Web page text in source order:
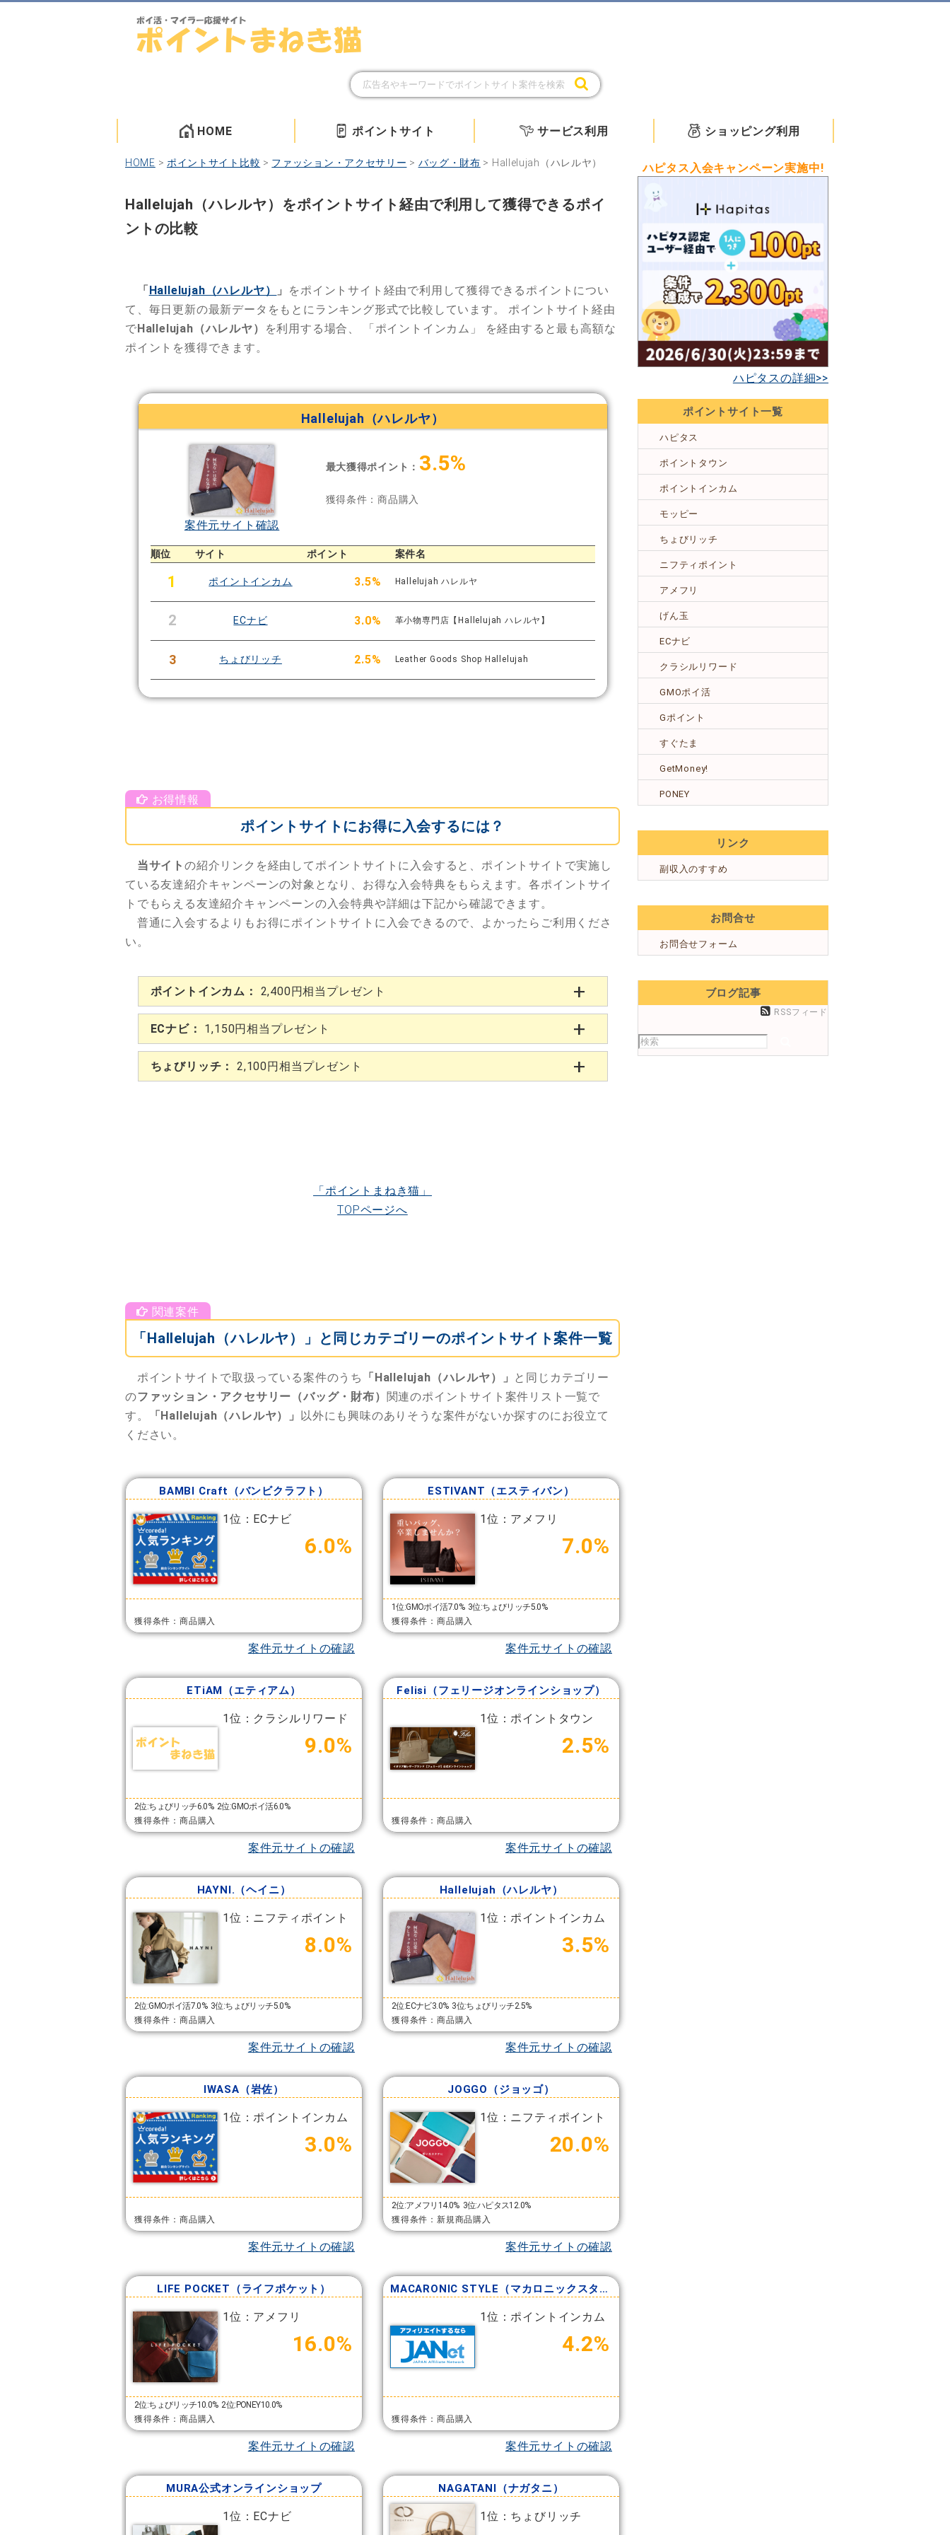
HOME ポイントサイト サービス利用 ショッピング利用
HOME > ポイントサイト比較 > ファッション・アクセサリー > バッグ・財布 > Hallelujah（ハレルヤ）
Hallelujah（ハレルヤ）をポイントサイト経由で利用して獲得できるポイ
ントの比較
「Hallelujah（ハレルヤ） 」 をポイントサイト経由で利用して獲得できるポイントについ
て、毎日更新の最新データをもとにランキング形式で比較しています。 ポイントサイト経由
でHallelujah（ハレルヤ） を利用する場合、 「ポイントインカム」
を経由すると最も高額な
ポイントを獲得できます。
Hallelujah（ハレルヤ）
案件元サイト確認
最大獲得ポイント： 3.5%
獲得条件：商品購入
順位 サイト ポイント 案件名
1 ポイントインカム 3.5% Hallelujah ハレルヤ
2 ECナビ 3.0% 革小物専門店【Hallelujah ハレルヤ】
3 ちょびリッチ 2.5% Leather Goods Shop Hallelujah
ポイントサイトにお得に入会するには？
当サイトの紹介リンクを経由してポイントサイトに入会すると、ポイントサイトで実施し
ている友達紹介キャンペーンの対象となり、お得な入会特典をもらえます。各ポイントサイ
トでもらえる友達紹介キャンペーンの入会特典や詳細は下記から確認できます。
普通に入会するよりもお得にポイントサイトに入会できるので、よかったらご利用くださ
い。
ポイントインカム： 2,400円相当プレゼント
ECナビ： 1,150円相当プレゼント
ちょびリッチ： 2,100円相当プレゼント
「ポイントまねき猫」
TOPページへ
「Hallelujah（ハレルヤ）」と同じカテゴリーのポイントサイト案件一覧
ポイントサイトで取扱っている案件のうち 「Hallelujah（ハレルヤ）」
と同じカテゴリー
のファッション・アクセサリー（バッグ・財布） 関連のポイントサイト案件リスト一覧で
す。
「Hallelujah（ハレルヤ）」
以外にも興味のありそうな案件がないか探すのにお役立て
ください。
BAMBI Craft（バンビクラフト）
1位：ECナビ
6.0%
獲得条件：商品購入
案件元サイトの確認
ESTIVANT（エスティバン）
1位：アメフリ
7.0%
1位:GMOポイ活7.0% 3位:ちょびリッチ5.0%
獲得条件：商品購入
案件元サイトの確認
ETiAM（エティアム）
1位：クラシルリワード
9.0%
2位:ちょびリッチ6.0% 2位:GMOポイ活6.0%
獲得条件：商品購入
案件元サイトの確認
Felisi（フェリージオンラインショップ）
1位：ポイントタウン
2.5%
獲得条件：商品購入
案件元サイトの確認
HAYNI.（ヘイニ）
1位：ニフティポイント
8.0%
2位:GMOポイ活7.0% 3位:ちょびリッチ5.0%
獲得条件：商品購入
案件元サイトの確認
Hallelujah（ハレルヤ）
1位：ポイントインカム
3.5%
2位:ECナビ3.0% 3位:ちょびリッチ2.5%
獲得条件：商品購入
案件元サイトの確認
IWASA（岩佐）
1位：ポイントインカム
3.0%
獲得条件：商品購入
案件元サイトの確認
JOGGO（ジョッゴ）
1位：ニフティポイント
20.0%
2位:アメフリ14.0% 3位:ハピタス12.0%
獲得条件：新規商品購入
案件元サイトの確認
LIFE POCKET（ライフポケット）
1位：アメフリ
16.0%
2位:ちょびリッチ10.0% 2位:PONEY10.0%
獲得条件：商品購入
案件元サイトの確認
MACARONIC STYLE（マカロニックスタイル）
1位：ポイントインカム
4.2%
獲得条件：商品購入
案件元サイトの確認
MURA公式オンラインショップ
1位：ECナビ
NAGATANI（ナガタニ）
1位：ちょびリッチ
ハピタス入会キャンペーン実施中!
ハピタスの詳細>>
ポイントサイト一覧
ハピタス
ポイントタウン
ポイントインカム
モッピー
ちょびリッチ
ニフティポイント
アメフリ
げん玉
ECナビ
クラシルリワード
GMOポイ活
Gポイント
すぐたま
GetMoney!
PONEY
リンク
副収入のすすめ
お問合せ
お問合せフォーム
ブログ記事
RSSフィード